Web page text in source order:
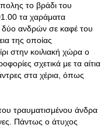
το βράδι του
τα χαράματα
ανδρών σε καφέ του
της οποίας
στην κοιλιακή χώρα ο
σχετικά με τα αίτια
στα χέρια, όπως
τραυματισμένου άνδρα
Πάντως ο άτυχος